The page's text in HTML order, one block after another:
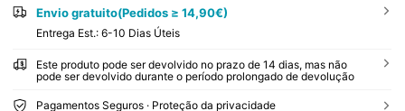
Envio gratuito(Pedidos ≥ 14,90€)
Entrega Est.: 6-10 Dias Úteis
Este produto pode ser devolvido no prazo de 14 dias, mas não
pode ser devolvido durante o período prolongado de devolução
Pagamentos Seguros · Proteção da privacidade